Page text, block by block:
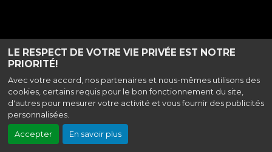
LE RESPECT DE VOTRE VIE PRIVÉE EST NOTRE
PRIORITÉ!
Avec votre accord, nos partenaires et nous-mêmes utilisons des
cookies, certains requis pour le bon fonctionnement du site,
d'autres pour mesurer votre activité et vous fournir des publicités
personnalisées.
Accepter En savoir plus